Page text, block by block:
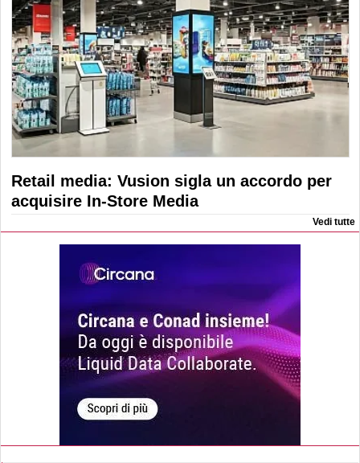
Retail media: Vusion sigla un accordo per
acquisire In-Store Media
Vedi tutte